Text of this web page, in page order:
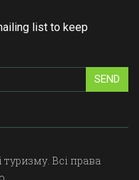
list to keep
SEND
Всі права